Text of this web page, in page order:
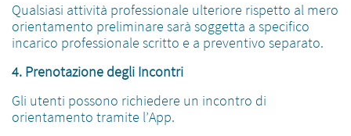
Qualsiasi attività professionale ulteriore rispetto al mero
orientamento preliminare sarà soggetta a specifico
incarico professionale scritto e a preventivo separato.
4. Prenotazione degli Incontri
Gli utenti possono richiedere un incontro di
orientamento tramite l’App.